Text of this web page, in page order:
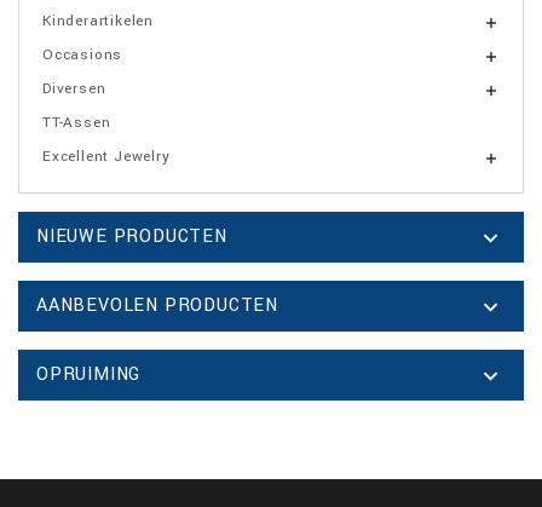
Kinderartikelen 
Occasions 
Diversen 
TT-Assen
Excellent Jewelry

NIEUWE PRODUCTEN 
AANBEVOLEN PRODUCTEN 
OPRUIMING 